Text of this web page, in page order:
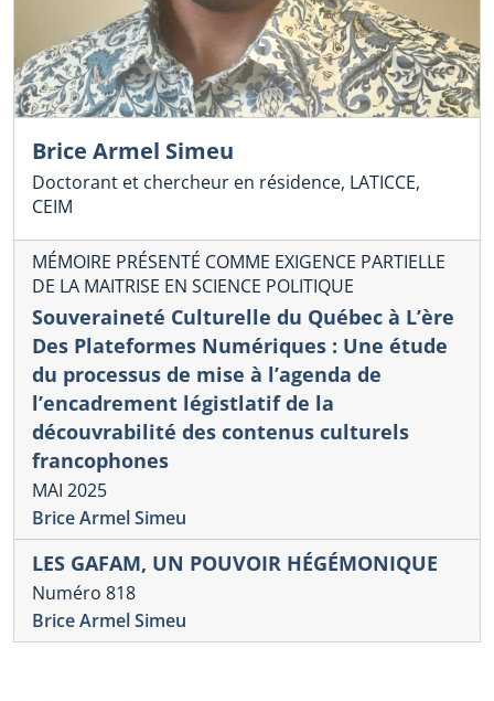
Brice Armel Simeu
Doctorant et chercheur en résidence, LATICCE,
CEIM
MÉMOIRE PRÉSENTÉ COMME EXIGENCE PARTIELLE
DE LA MAITRISE EN SCIENCE POLITIQUE
Souveraineté Culturelle du Québec à L’ère
Des Plateformes Numériques : Une étude
du processus de mise à l’agenda de
l’encadrement légistlatif de la
découvrabilité des contenus culturels
francophones
MAI 2025
Brice Armel Simeu
LES GAFAM, UN POUVOIR HÉGÉMONIQUE
Numéro 818
Brice Armel Simeu